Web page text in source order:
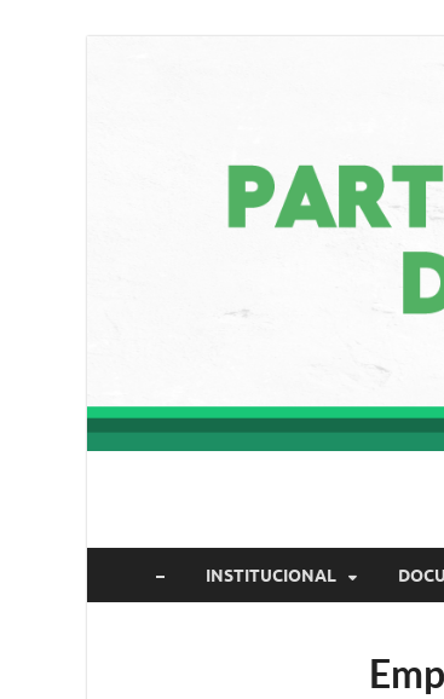
Partido
– INSTITUCIONAL